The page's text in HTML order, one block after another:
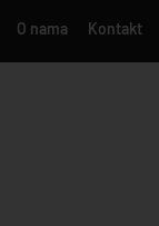
O nama Kontakt